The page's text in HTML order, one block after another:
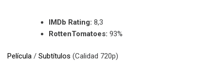
IMDb Rating: 8,3
RottenTomatoes: 93%
Película / Subtítulos (Calidad 720p)